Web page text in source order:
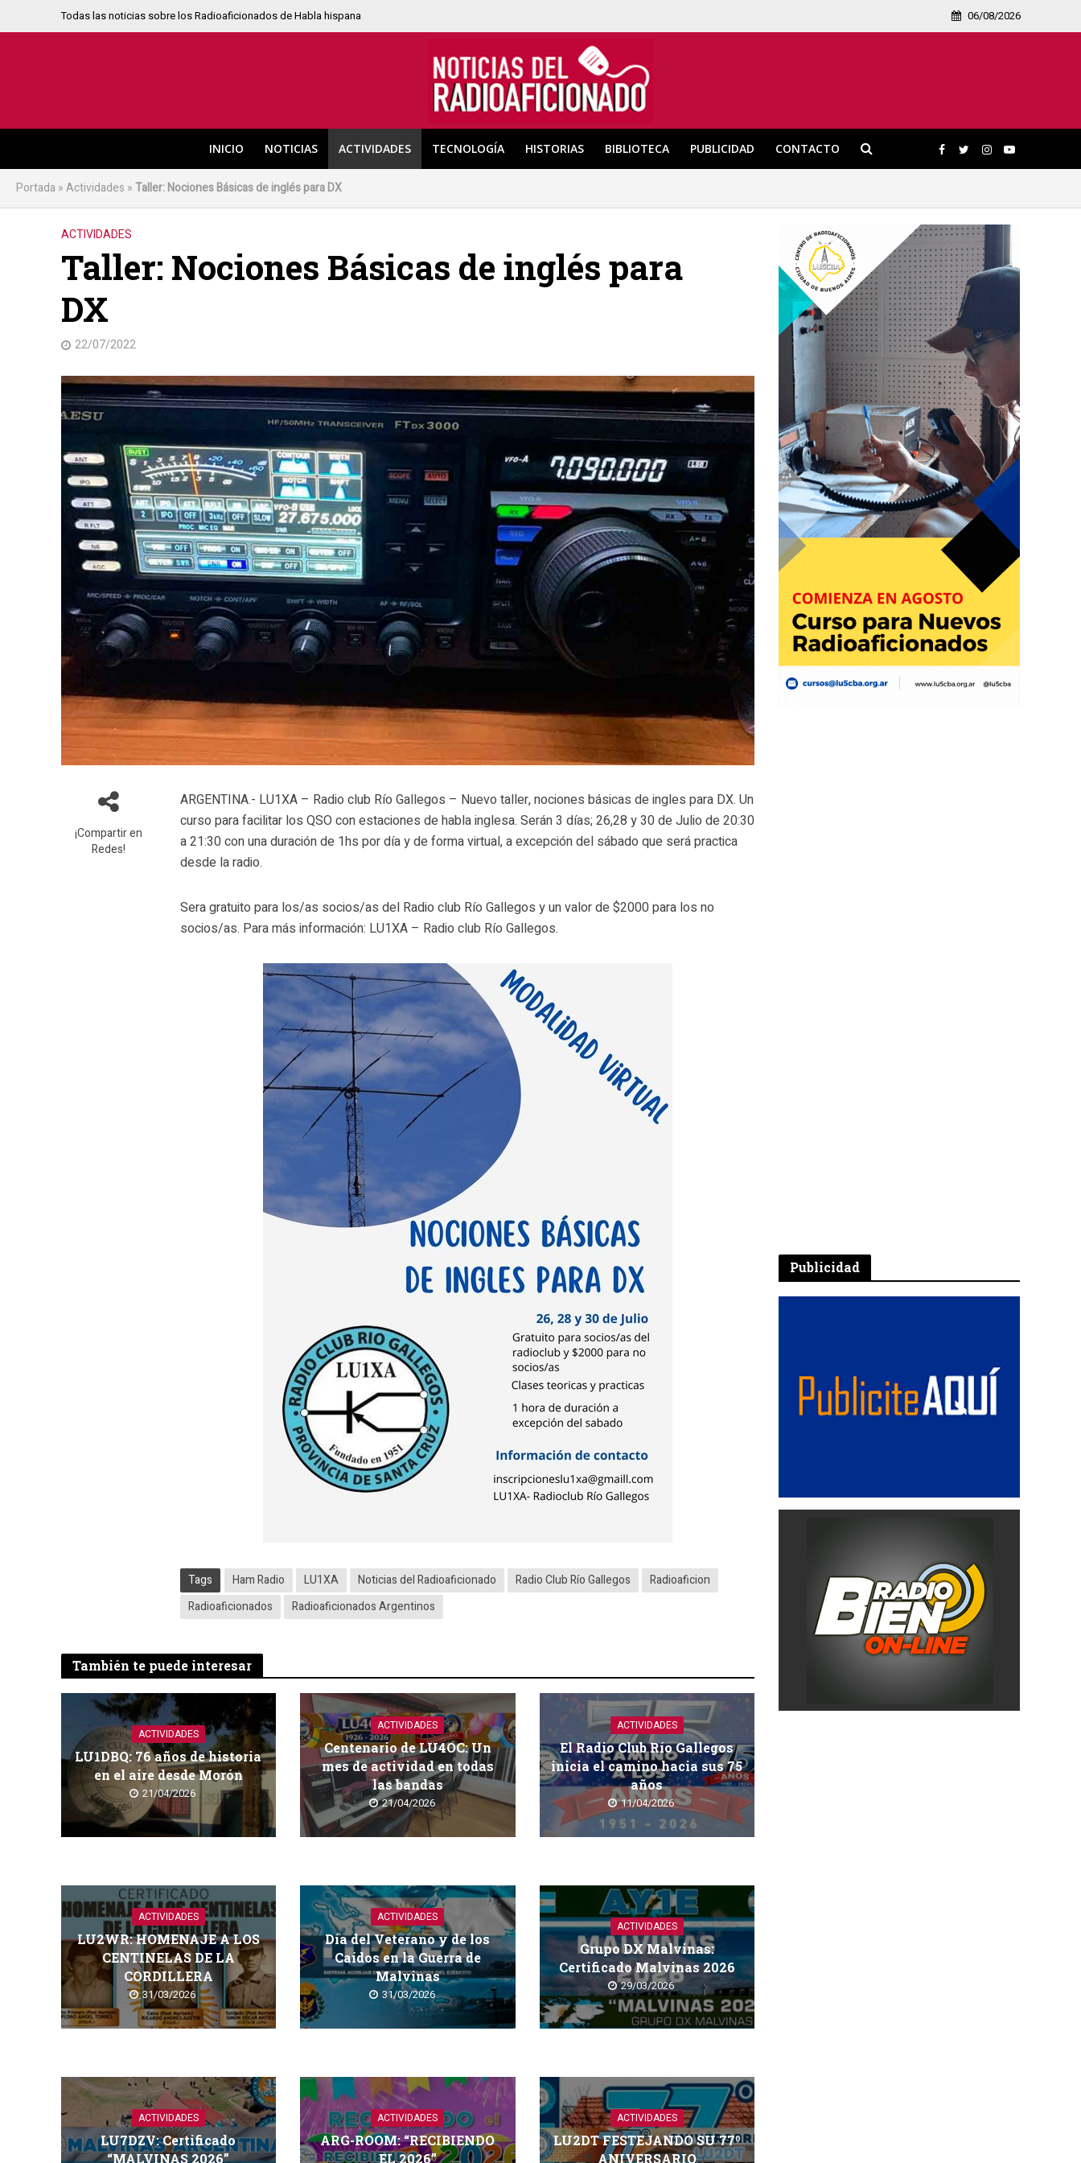
Todas las noticias sobre los Radioaficionados de Habla hispana 06/08/2026
INICIO NOTICIAS ACTIVIDADES TECNOLOGÍA HISTORIAS BIBLIOTECA PUBLICIDAD CONTACTO
Portada »Actividades »Taller: Nociones Básicas de inglés para DX
ACTIVIDADES
Taller: Nociones Básicas de inglés para
DX
22/07/2022
¡Compartir en
Redes!
ARGENTINA.- LU1XA – Radio club Río Gallegos – Nuevo taller, nociones básicas de ingles para DX. Un
curso para facilitar los QSO con estaciones de habla inglesa. Serán 3 días; 26,28 y 30 de Julio de 20:30
a 21:30 con una duración de 1hs por día y de forma virtual, a excepción del sábado que será practica
desde la radio.
Sera gratuito para los/as socios/as del Radio club Río Gallegos y un valor de $2000 para los no
socios/as. Para más información: LU1XA – Radio club Río Gallegos.
Tags Ham Radio LU1XA Noticias del Radioaficionado Radio Club Río Gallegos
Radioaficion
Radioaficionados
Radioaficionados Argentinos
También te puede interesar
ACTIVIDADES
LU1DBQ: 76 años de historia
en el aire desde Morón
21/04/2026
ACTIVIDADES
Centenario de LU4OC: Un
mes de actividad en todas
las bandas
21/04/2026
ACTIVIDADES
El Radio Club Río Gallegos
inicia el camino hacia sus 75
años
11/04/2026
ACTIVIDADES
LU2WR: HOMENAJE A LOS
CENTINELAS DE LA
CORDILLERA
31/03/2026
ACTIVIDADES
Día del Veterano y de los
Caídos en la Guerra de
Malvinas
31/03/2026
ACTIVIDADES
Grupo DX Malvinas:
Certificado Malvinas 2026
29/03/2026
ACTIVIDADES
LU7DZV: Certificado
“MALVINAS 2026”
ACTIVIDADES
ARG-ROOM: “RECIBIENDO
EL 2026”
ACTIVIDADES
LU2DT FESTEJANDO SU 77º
ANIVERSARIO
Publicidad